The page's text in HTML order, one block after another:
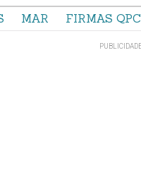
MAR FIRMAS QPC